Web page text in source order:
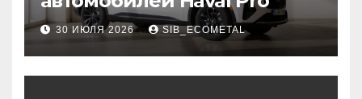
30 ИЮЛЯ 2026 SIB_ECOMETAL